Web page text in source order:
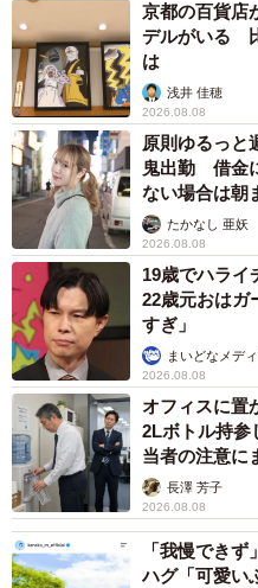
京都の百貨店
デルがいる
は
浅井 佳穂
2026.08.08
原則ゆるっ
鬼出勤 借金
ない場合は朝
ストに取材】
たかなし 亜妖
2026.08.08
19歳でハライ
22歳元おはガ
すぎ」
まいどなメデ
2026.08.08
オフィスに置
2Lボトル持
当者の注意に
説】長澤 芳子
2026.08.08
「我慢でき
ハグ「可愛い